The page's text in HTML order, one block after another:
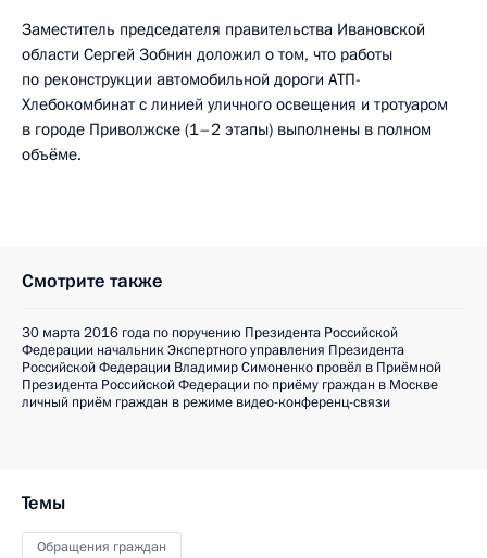
Заместитель председателя правительства Ивановской
области Сергей Зобнин доложил о том, что работы
по реконструкции автомобильной дороги АТП-
Хлебокомбинат с линией уличного освещения и тротуаром
в городе Приволжске (1–2 этапы) выполнены в полном
объёме.
Смотрите также
30 марта 2016 года по поручению Президента Российской
Федерации начальник Экспертного управления Президента
Российской Федерации Владимир Симоненко провёл в Приёмной
Президента Российской Федерации по приёму граждан в Москве
личный приём граждан в режиме видео-конференц-связи
Темы
Обращения граждан